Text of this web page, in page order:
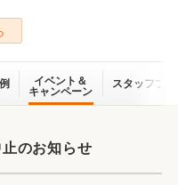
イベント＆
キャンペーン
スタッフブ
のお知らせ